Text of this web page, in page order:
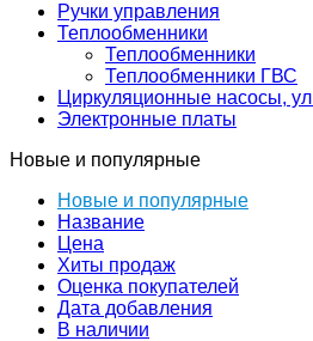
Ручки управления
Теплообменники
Теплообменники
Теплообменники ГВС
Циркуляционные насосы,
Электронные платы
Новые и популярные
Новые и популярные
Название
Цена
Хиты продаж
Оценка покупателей
Дата добавления
В наличии